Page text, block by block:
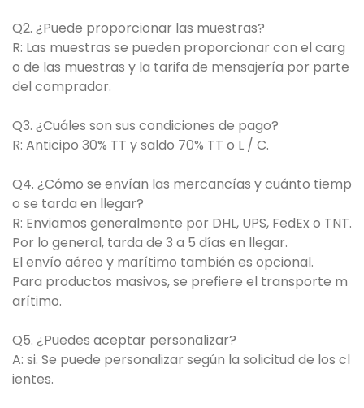
Q2. ¿Puede proporcionar las muestras?
R: Las muestras se pueden proporcionar con el carg
o de las muestras y la tarifa de mensajería por parte
del comprador.
Q3. ¿Cuáles son sus condiciones de pago?
R: Anticipo 30% TT y saldo 70% TT o L / C.
Q4. ¿Cómo se envían las mercancías y cuánto tiemp
o se tarda en llegar?
R: Enviamos generalmente por DHL, UPS, FedEx o TNT.
Por lo general, tarda de 3 a 5 días en llegar.
El envío aéreo y marítimo también es opcional.
Para productos masivos, se prefiere el transporte m
arítimo.
Q5. ¿Puedes aceptar personalizar?
A: si. Se puede personalizar según la solicitud de los cl
ientes.